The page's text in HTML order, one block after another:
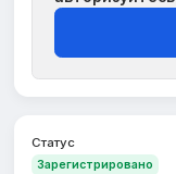
Статус
Зарегистрировано